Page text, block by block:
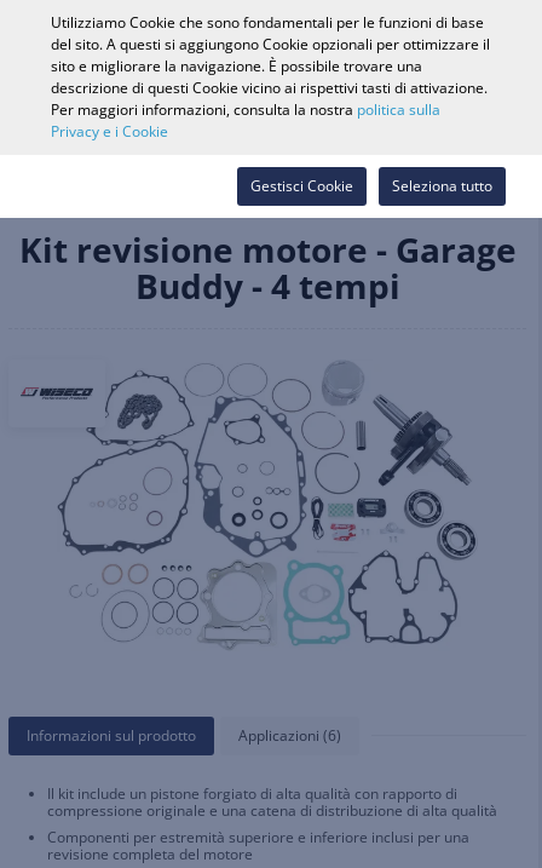
Ricerca veicolo
Cerca nel
Webshop
Accedi
Motore e componenti di ricambio
Kit revisione motore - Garage Buddy - 4 tempi
Kit revisione motore - Garage
Buddy - 4 tempi
Informazioni sul prodotto Applicazioni (6)
Il kit include un pistone forgiato di alta qualità con rapporto di
compressione originale e una catena di distribuzione di alta qualità
Componenti per estremità superiore e inferiore inclusi per una
revisione completa del motore
Utilizziamo Cookie che sono fondamentali per le funzioni di base
del sito. A questi si aggiungono Cookie opzionali per ottimizzare il
sito e migliorare la navigazione. È possibile trovare una
descrizione di questi Cookie vicino ai rispettivi tasti di attivazione.
Per maggiori informazioni, consulta la nostra politica sulla
Privacy e i Cookie
Seleziona tutto
Gestisci Cookie